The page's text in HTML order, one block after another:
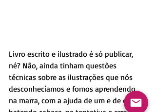
Livro escrito e ilustrado é só publicar,
né? Não, ainda tinham questões
técnicas sobre as ilustrações que nós
desconhecíamos e fomos aprendendo
na marra, com a ajuda de um e de outro,